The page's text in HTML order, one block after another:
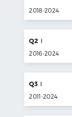
2018-2024
Q2 I
2016-2024
Q3 I
2011-2024